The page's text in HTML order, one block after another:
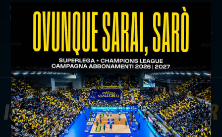
successivo:
partite le vendite per la finale 5° posto tra
rana verona e lube
news prima squadra
ISCRIVITI ALLANEWSLETTER